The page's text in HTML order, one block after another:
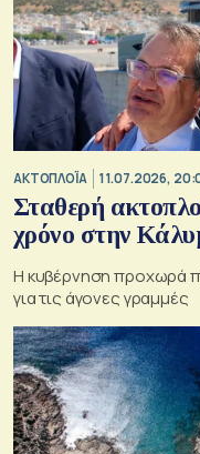
ΑΚΤΟΠΛΟΪΑ 11.07.2026,
Σταθερή
χρόνο στην
Η κυβέρνηση προχωρά
για τις άγονες γραμμές